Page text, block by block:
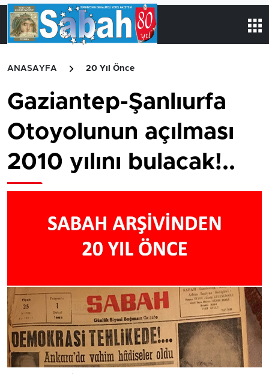
ANASAYFA 20 Yıl Önce
Gaziantep-Şanlıurfa
Otoyolunun açılması
2010 yılını bulacak!..